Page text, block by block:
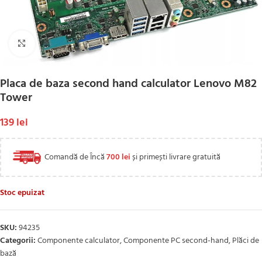
Click to enlarge
Placa de baza second hand calculator Lenovo M82
Tower
139lei
Comandă de Încă700 leiși primești livrare gratuită
Stoc epuizat
SKU:94235
Categorii:Componente calculator,Componente PC second-hand,Plăci de
bază